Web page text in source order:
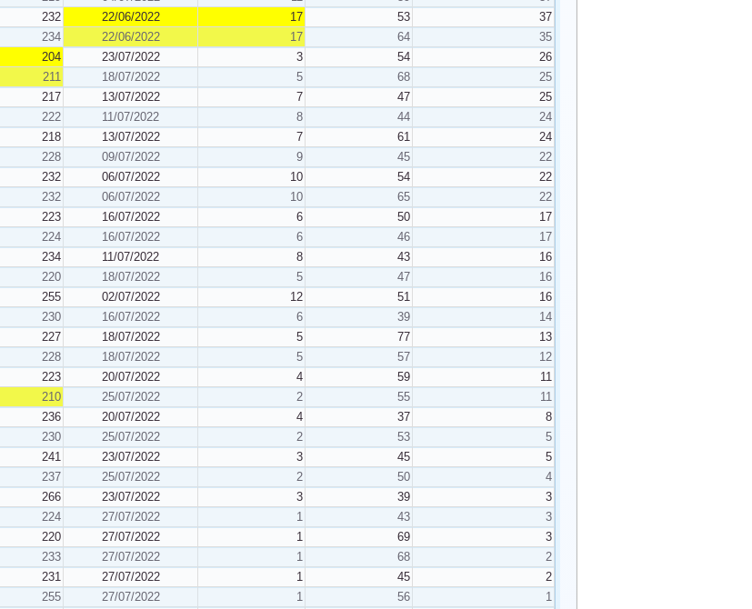
232 22/06/2022 17 53
37
234 22/06/2022 17 64
35
204 23/07/2022 3 54
26
211 18/07/2022 5 68
25
217 13/07/2022 7 47
25
222 11/07/2022 8 44
24
218 13/07/2022 7 61
24
228 09/07/2022 9 45
22
232 06/07/2022 10 54
22
232 06/07/2022 10 65
22
223 16/07/2022 6 50
17
224 16/07/2022 6 46
17
234 11/07/2022 8 43
16
220 18/07/2022 5 47
16
255 02/07/2022 12 51
16
230 16/07/2022 6 39
14
227 18/07/2022 5 77
13
228 18/07/2022 5 57
12
223 20/07/2022 4 59
11
210 25/07/2022 2 55
11
236 20/07/2022 4 37
8
230 25/07/2022 2 53
5
241 23/07/2022 3 45
5
237 25/07/2022 2 50
4
266 23/07/2022 3 39
3
224 27/07/2022 1 43
3
220 27/07/2022 1 69
3
233 27/07/2022 1 68
2
231 27/07/2022 1 45
2
255 27/07/2022 1 56 1